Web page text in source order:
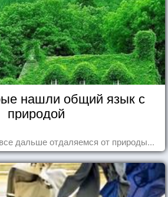
нашли общий язык с
природой
дальше отдаляемся от природы...